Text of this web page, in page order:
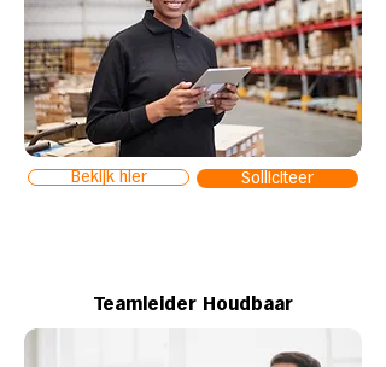
Bekijk hier Solliciteer
Teamleider Houdbaar